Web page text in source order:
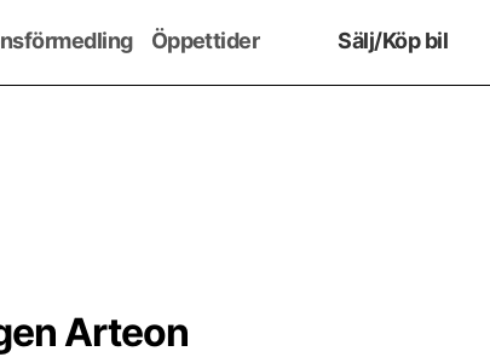
Öppettider Sälj/Köp bil
Arteon